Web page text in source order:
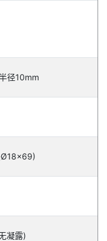
径10mm
Ø18x69)
凝露)